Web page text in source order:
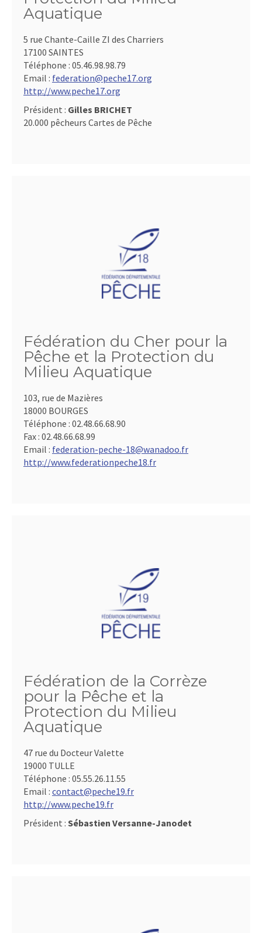
Aquatique
5 rue Chante-Caille ZI des Charriers
17100 SAINTES
Téléphone : 05.46.98.98.79
Email : federation@peche17.org
http://www.peche17.org
Président : Gilles BRICHET
20.000 pêcheurs Cartes de Pêche
Fédération du Cher pour la
Pêche et la Protection du
Milieu Aquatique
103, rue de Mazières
18000 BOURGES
Téléphone : 02.48.66.68.90
Fax : 02.48.66.68.99
Email : federation-peche-18@wanadoo.fr
http://www.federationpeche18.fr
Fédération de la Corrèze
pour la Pêche et la
Protection du Milieu
Aquatique
47 rue du Docteur Valette
19000 TULLE
Téléphone : 05.55.26.11.55
Email : contact@peche19.fr
http://www.peche19.fr
Président : Sébastien Versanne-Janodet